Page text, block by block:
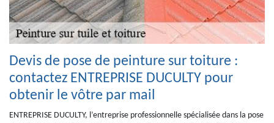
Devis de pose de peinture sur toiture :
contactez ENTREPRISE DUCULTY pour
obtenir le vôtre par mail
ENTREPRISE DUCULTY, l’entreprise professionnelle spécialisée dans la pose